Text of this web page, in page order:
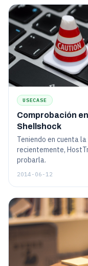
de inicio" y siempre
USECASE
Comprobación
Shellshock
Teniendo en cuenta
recientemente,
probarla.
2014-06-12